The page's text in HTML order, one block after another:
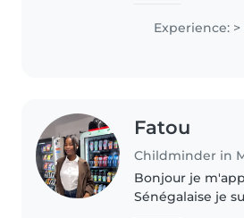
mais je travaille
je suis une
Experience: >
Fatou
Childminder in
Bonjour je
Sénégalaise je